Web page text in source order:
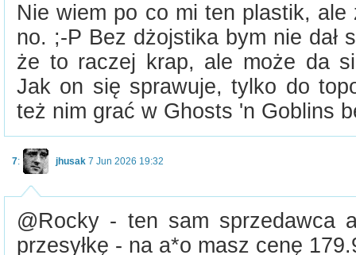
Nie wiem po co mi ten plastik,
no. ;-P Bez dżojstika bym nie dał
że to raczej krap, ale może da
Jak on się sprawuje, tylko do
też nim grać w Ghosts 'n Goblins
7: jhusak 7 Jun 2026 19:32
@Rocky - ten sam sprzedawca
przesyłkę - na a*o masz cenę